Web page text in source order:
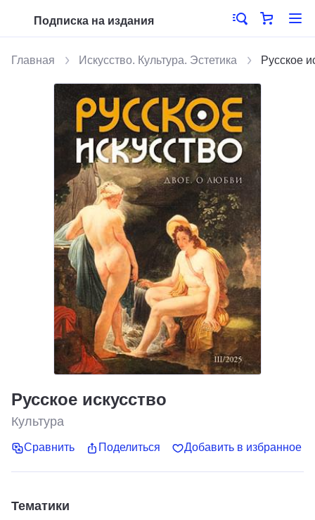
Подписка на издания
Главная Искусство. Культура. Эстетика Русское
Русское искусство
Культура
Сравнить Поделиться Добавить в избранное
Тематики